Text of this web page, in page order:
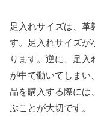
足入れサイズは、革
す。足入れサイズが
ります。逆に、足
が中で動いてしまい
品を購入する際には
ぶことが大切です。